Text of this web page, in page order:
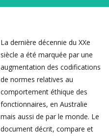
La dernière décennie du XXe
siècle a été marquée par une
augmentation des codifications
de normes relatives au
comportement éthique des
fonctionnaires, en Australie
mais aussi de par le monde. Le
document décrit, compare et